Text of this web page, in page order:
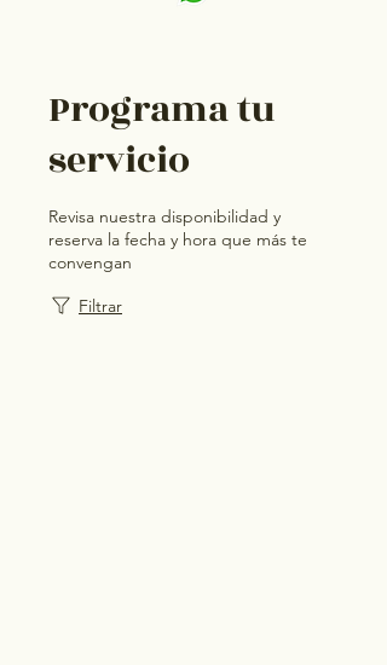
Programa tu
servicio
Revisa nuestra disponibilidad y
reserva la fecha y hora que más te
convengan
Filtrar